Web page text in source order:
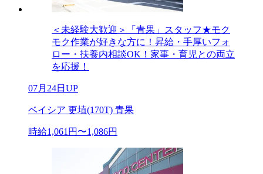
＜未経験大歓迎＞「青果」スタッフ★モク
モク作業が好きな方に！昇給・手厚いフォ
ロー・扶養内相談OK！家事・育児との両立
を応援！
07月24日UP
ベイシア 更埴(170T) 青果
時給1,061円〜1,086円